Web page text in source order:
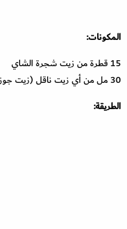
المكونات:
15 قطرة من زيت شجرة الشاي
30 مل من أي زيت ناقل (زيت جوز الهند أو زيت الجوجوبا)
الطريقة: